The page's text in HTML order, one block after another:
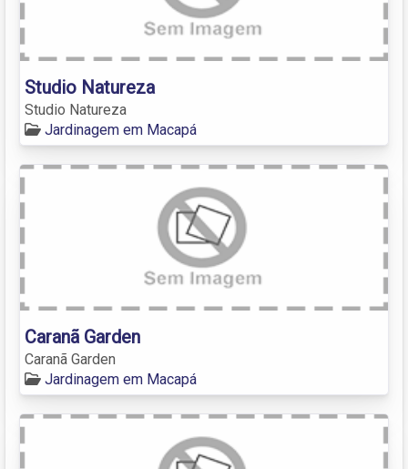
Studio Natureza
Studio Natureza
Jardinagem em Macapá
Caranã Garden
Caranã Garden
Jardinagem em Macapá